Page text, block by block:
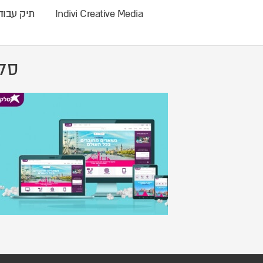
Indivi Creative Media תיק